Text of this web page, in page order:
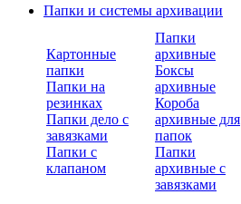
Папки и системы архивации
Картонные
папки
Папки на
резинках
Папки дело с
завязками
Папки с
клапаном
Папки
архивные
Боксы
архивные
Короба
архивные для
папок
Папки
архивные с
завязками